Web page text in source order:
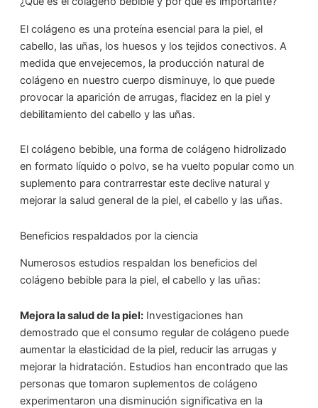
El colágeno es una proteína esencial para la piel, el
cabello, las uñas, los huesos y los tejidos conectivos. A
medida que envejecemos, la producción natural de
colágeno en nuestro cuerpo disminuye, lo que puede
provocar la aparición de arrugas, flacidez en la piel y
debilitamiento del cabello y las uñas.
El colágeno bebible, una forma de colágeno hidrolizado
en formato líquido o polvo, se ha vuelto popular como un
suplemento para contrarrestar este declive natural y
mejorar la salud general de la piel, el cabello y las uñas.
Beneficios respaldados por la ciencia
Numerosos estudios respaldan los beneficios del
colágeno bebible para la piel, el cabello y las uñas:
Mejora la salud de la piel:Investigaciones han
demostrado que el consumo regular de colágeno puede
aumentar la elasticidad de la piel, reducir las arrugas y
mejorar la hidratación. Estudios han encontrado que las
personas que tomaron suplementos de colágeno
experimentaron una disminución significativa en la